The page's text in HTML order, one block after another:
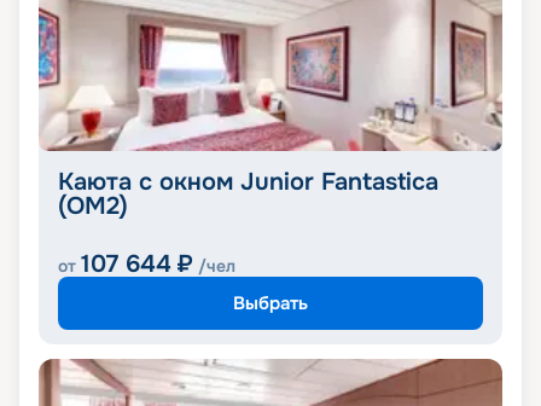
Каюта с окном Junior Fantastica
(OM2)
от 107 644 ₽ /чел
Выбрать